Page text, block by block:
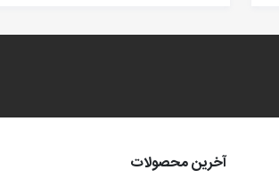
آخرین محصولات